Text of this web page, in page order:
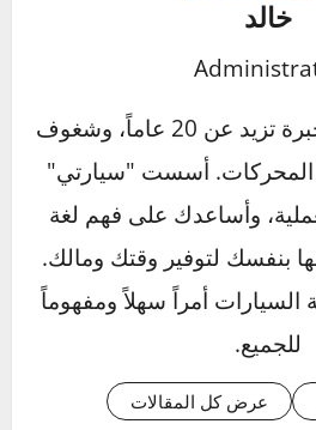
أن مستوى السائل منخفض
(لا تعتمد عليها كلياً،
إذا كنت
طويلة؟
لأكثر من شهر، فمن الجيد
لمنع استنزافها
في السيارة. أو